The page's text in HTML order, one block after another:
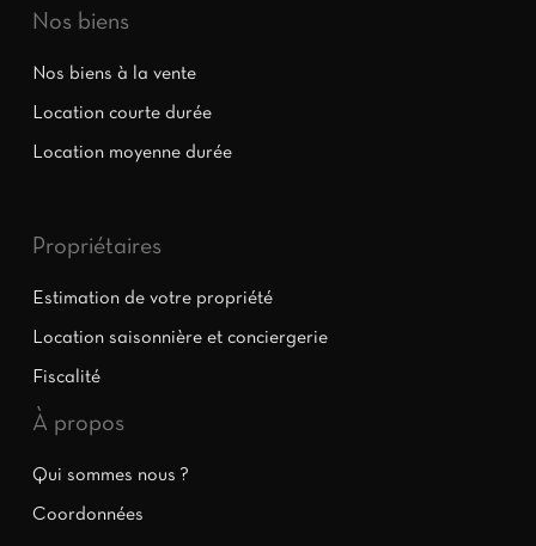
Nos biens
Nos biens à la vente
Location courte durée
Location moyenne durée
Propriétaires
Estimation de votre propriété
Location saisonnière et conciergerie
Fiscalité
À propos
Qui sommes nous ?
Coordonnées